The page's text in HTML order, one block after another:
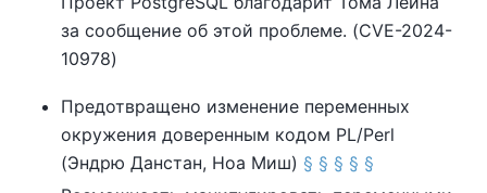
за сообщение об этой проблеме. (CVE-2024-
10978)
Предотвращено изменение переменных
окружения доверенным кодом PL/Perl
(Эндрю Данстан, Ноа Миш) § § § § §